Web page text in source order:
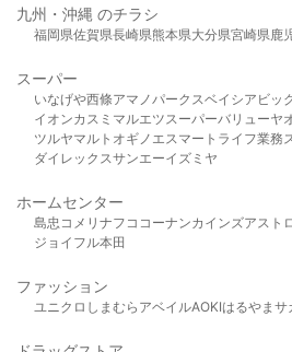
九州・沖縄 のチラシ
福岡県佐賀県長崎県熊本県大分県宮崎県鹿
スーパー
いなげや西條アマノパークスベイシア ビッ
イオンカスミ マルエツスーパーバリューヤ
ツルヤマルト オギノ エスマート ライフ業務
ダイレックスサンエーイズミヤ
ホームセンター
島忠 コメリ ナフコ コーナンカインズアスト
ジョイフル本田
ファッション
ユニクロ しまむら アベイルAOKIはるやま サ